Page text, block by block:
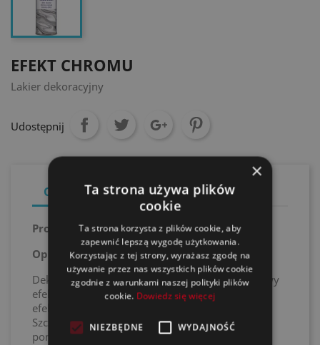
EFEKT CHROMU
Lakier dekoracyjny
Udostępnij
Opis Szczegóły produktu
Produkt
Opis / Obszar zastosowania
Dekoracyjna farba w sprayu zapewniająca stylowy
efekt połysku. Nadaje gładkim powierzchniom
efektowny, błyszczący metaliczny efekt chromu.
Szczególnie nadaje się do stosowania wewnątrz
pomieszczeń. Nie jest odporna na ścieranie.
×
Ta strona używa plików
cookie
Ta strona korzysta z plików cookie, aby
zapewnić lepszą wygodę użytkowania.
Korzystając z tej strony, wyrażasz zgodę na
używanie przez nas wszystkich plików cookie
zgodnie z warunkami naszej polityki plików
cookie. Dowiedz się więcej
NIEZBĘDNE WYDAJNOŚĆ